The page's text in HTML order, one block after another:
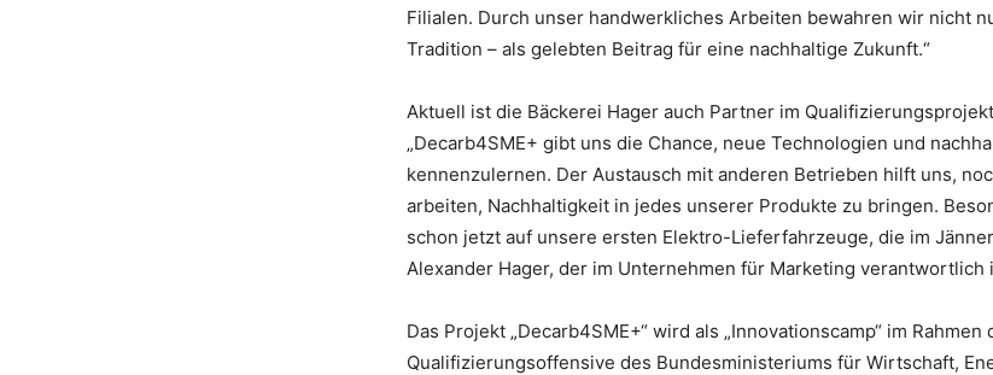
Filialen. Durch unser handwerkliches Arbeiten bewahren wir nicht
Tradition – als gelebten Beitrag für eine nachhaltige Zukunft.“
Aktuell ist die Bäckerei Hager auch Partner im Qualifizierungsprojekt
„Decarb4SME+ gibt uns die Chance, neue Technologien und
kennenzulernen. Der Austausch mit anderen Betrieben hilft uns,
arbeiten, Nachhaltigkeit in jedes unserer Produkte zu bringen.
schon jetzt auf unsere ersten Elektro-Lieferfahrzeuge, die im
Alexander Hager, der im Unternehmen für Marketing verantwortlich
Das Projekt „Decarb4SME+“ wird als „Innovationscamp“ im Rahmen
Qualifizierungsoffensive des Bundesministeriums für Wirtschaft,